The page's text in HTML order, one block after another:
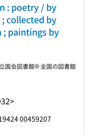
: poetry / by
collected by
; paintings by
国会図書館 全国の図書館
00459207